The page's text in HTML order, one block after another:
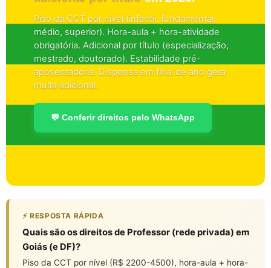
Piso da CCT por nível (infantil, fundamental,
médio, superior). Hora-aula + hora-atividade
obrigatória. Adicional por título (especialização,
mestrado, doutorado). Estabilidade pré-
aposentadoria. Dispensa em final de ano gera
multa adicional.
💬 Conferir direitos pelo WhatsApp
⚡ RESPOSTA RÁPIDA
Quais são os direitos de Professor (rede privada) em
Goiás (e DF)?
Piso da CCT por nível (R$ 2200-4500), hora-aula + hora-